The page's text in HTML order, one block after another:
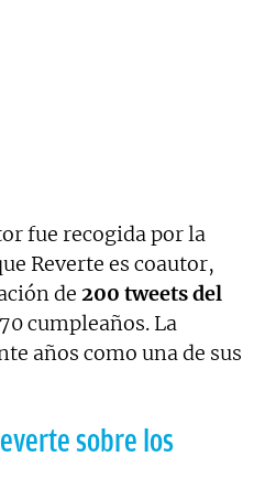
fue recogida por la
Reverte es coautor,
de 200 tweets del
cumpleaños. La
años como una de sus
sobre los